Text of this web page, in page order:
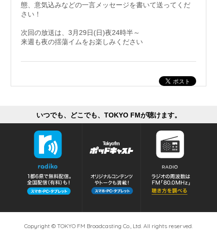
態、意気込みなどの一言メッセージを書いて送ってくだ
さい！
次回の放送は、3月29日(日)夜24時半～
来週も夜の揺蕩イムをお楽しみください
いつでも、どこでも、TOKYO FMが聴けます。
Copyright © TOKYO FM Broadcasting Co., Ltd. All rights reserved.